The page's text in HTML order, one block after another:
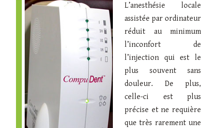
L’anesthésie locale
assistée par ordinateur
réduit au minimum
l’inconfort de
l’injection qui est le
plus souvent sans
douleur. De plus,
celle-ci est plus
précise et ne requière
que très rarement une